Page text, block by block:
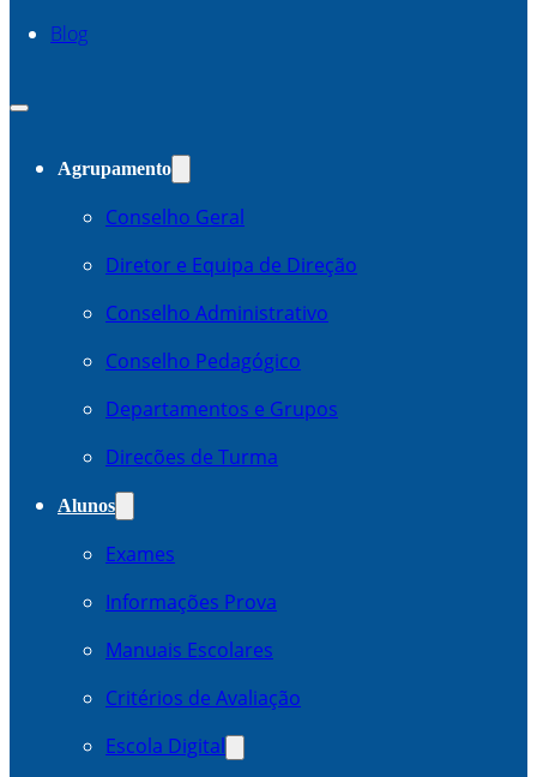
Blog
Agrupamento
Conselho Geral
Diretor e Equipa de Direção
Conselho Administrativo
Conselho Pedagógico
Departamentos e Grupos
Direcões de Turma
Alunos
Exames
Informações Prova
Manuais Escolares
Critérios de Avaliação
Escola Digital